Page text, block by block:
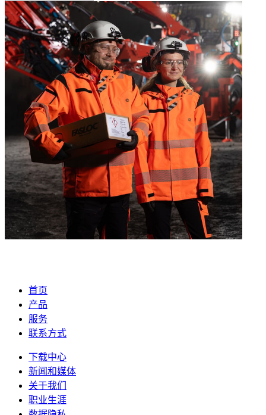
首页
产品
服务
联系方式
下载中心
新闻和媒体
关于我们
职业生涯